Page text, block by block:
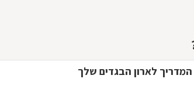
לארון הבגדים שלך